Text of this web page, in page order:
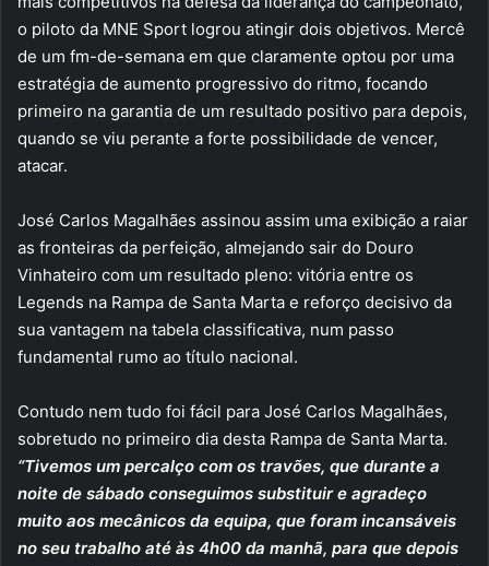
o piloto da MNE Sport logrou atingir dois objetivos. Mercê
de um fm-de-semana em que claramente optou por uma
estratégia de aumento progressivo do ritmo, focando
primeiro na garantia de um resultado positivo para depois,
quando se viu perante a forte possibilidade de vencer,
atacar.
José Carlos Magalhães assinou assim uma exibição a raiar
as fronteiras da perfeição, almejando sair do Douro
Vinhateiro com um resultado pleno: vitória entre os
Legends na Rampa de Santa Marta e reforço decisivo da
sua vantagem na tabela classificativa, num passo
fundamental rumo ao título nacional.
Contudo nem tudo foi fácil para José Carlos Magalhães,
sobretudo no primeiro dia desta Rampa de Santa Marta.
“Tivemos um percalço com os travões, que durante a
noite de sábado conseguimos substituir e agradeço
muito aos mecânicos da equipa, que foram incansáveis
no seu trabalho até às 4h00 da manhã, para que depois